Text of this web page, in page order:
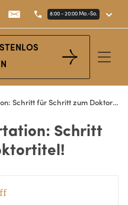
8:00 - 20:00 Mo.-So.
Kumulative Dissertation: Schritt für Schritt zum Doktortitel!
Schritt